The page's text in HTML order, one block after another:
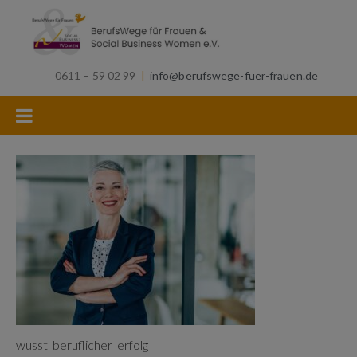
0611 – 59 02 99 | info@berufswege-fuer-frauen.de
wusst_beruflicher_erfolg